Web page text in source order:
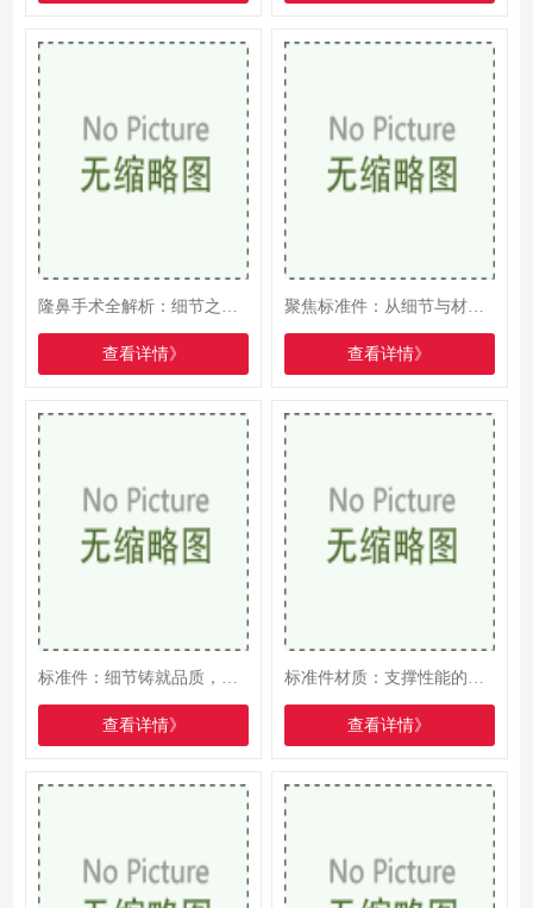
隆鼻手术全解析：细节之处成就精致美鼻
查看详情》
聚焦标准件：从细节与材质洞察品质奥秘
查看详情》
标准件：细节铸就品质，材质决定性能
查看详情》
标准件材质：支撑性能的基石
查看详情》